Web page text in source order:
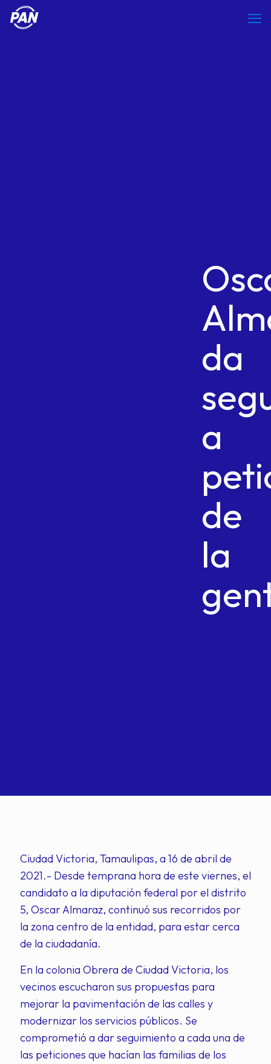
da
a
de
la
Ciudad Victoria, Tamaulipas, a 16 de abril de
2021.- Desde temprana hora de este viernes, el
candidato a la diputación federal por el distrito
5, Oscar Almaraz, continuó sus recorridos por
la zona centro de la entidad, para estar cerca
de la ciudadanía.
En la colonia Obrera de Ciudad Victoria, los
vecinos escucharon sus propuestas para
mejorar la pavimentación de las calles y
modernizar los servicios públicos. Se
comprometió a dar seguimiento a cada una de
las peticiones que hacían las familias de los